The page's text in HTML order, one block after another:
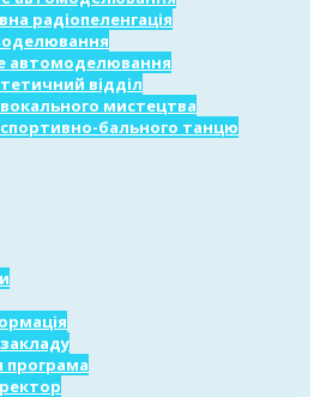
радіопеленгація
автомоделювання
відділ
мистецтва
бального танцю
програма